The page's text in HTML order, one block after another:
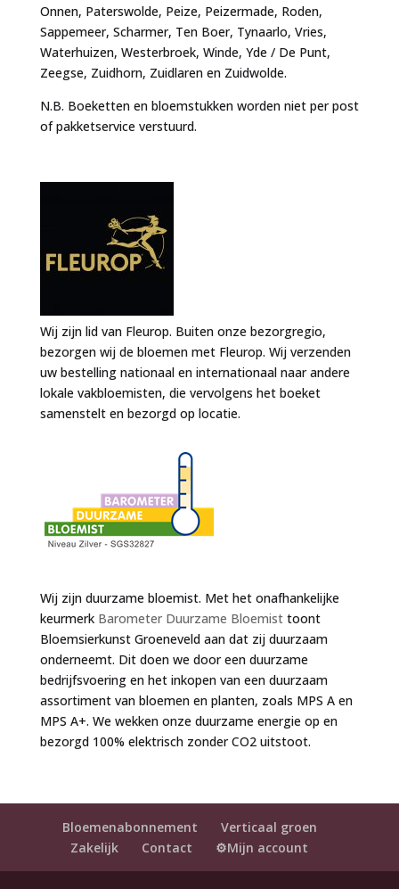
Onnen, Paterswolde, Peize, Peizermade, Roden,
Sappemeer, Scharmer, Ten Boer, Tynaarlo, Vries,
Waterhuizen, Westerbroek, Winde, Yde / De Punt,
Zeegse, Zuidhorn, Zuidlaren en Zuidwolde.
N.B. Boeketten en bloemstukken worden niet per post
of pakketservice verstuurd.
Wij zijn lid van Fleurop. Buiten onze bezorgregio,
bezorgen wij de bloemen met Fleurop. Wij verzenden
uw bestelling nationaal en internationaal naar andere
lokale vakbloemisten, die vervolgens het boeket
samenstelt en bezorgd op locatie.
Wij zijn duurzame bloemist. Met het onafhankelijke
keurmerk Barometer Duurzame Bloemisttoont
Bloemsierkunst Groeneveld aan dat zij duurzaam
onderneemt. Dit doen we door een duurzame
bedrijfsvoering en het inkopen van een duurzaam
assortiment van bloemen en planten, zoals MPS A en
MPS A+. We wekken onze duurzame energie op en
bezorgd 100% elektrisch zonder CO2 uitstoot.
Bloemenabonnement
Verticaal groen
Zakelijk
Contact ⚙️Mijn account